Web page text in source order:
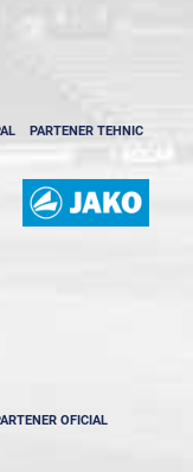
PARTENER TEHNIC
OFICIAL